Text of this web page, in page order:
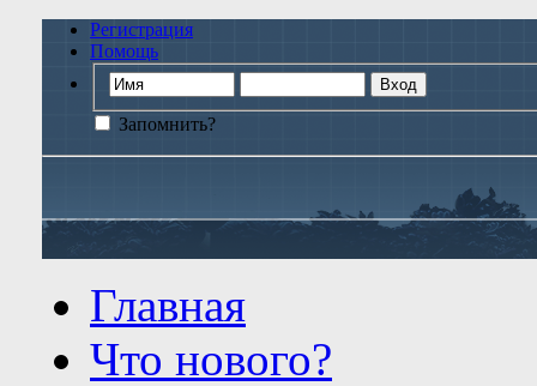
Регистрация
Помощь
Запомнить?
Главная
Что нового?